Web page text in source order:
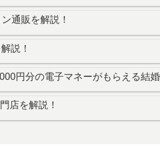
通販を解説！
説！
円分の電子マネーがもらえる結
店を解説！